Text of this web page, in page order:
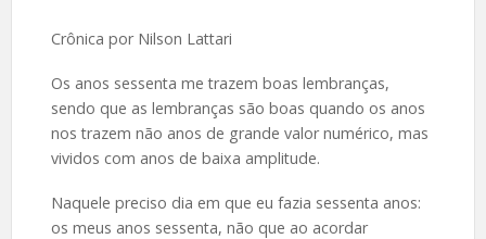
Crônica por Nilson Lattari
Os anos sessenta me trazem boas lembranças,
sendo que as lembranças são boas quando os anos
nos trazem não anos de grande valor numérico, mas
vividos com anos de baixa amplitude.
Naquele preciso dia em que eu fazia sessenta anos:
os meus anos sessenta, não que ao acordar